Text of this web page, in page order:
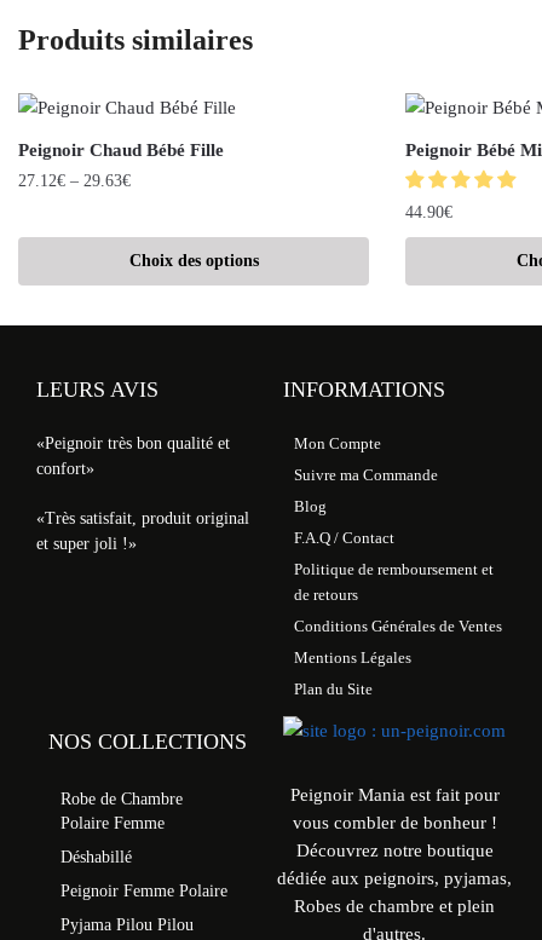
Produits similaires
Peignoir Chaud Bébé Fille
27.12€ – 29.63€
Choix des options
Peignoir Bébé
44.90€
LEURS AVIS
«Peignoir très bon qualité et
confort»
«Très satisfait, produit original
et super joli !»
INFORMATIONS
Mon Compte
Suivre ma Commande
Blog
F.A.Q / Contact
Politique de remboursement et
de retours
Conditions Générales de Ventes
Mentions Légales
Plan du Site
NOS COLLECTIONS
Robe de Chambre
Polaire Femme
Déshabillé
Peignoir Femme Polaire
Pyjama Pilou Pilou
Peignoir Mania est fait pour
vous combler de bonheur !
Découvrez notre boutique
dédiée aux peignoirs, pyjamas,
Robes de chambre et plein
d'autres.